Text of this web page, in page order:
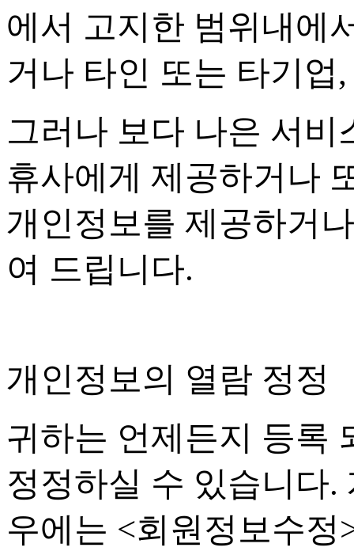
에서 고지한 범위내에
거나 타인 또는 타기업
그러나 보다 나은 서
휴사에게 제공하거나
개인정보를 제공하거
여 드립니다.
개인정보의 열람 정정
귀하는 언제든지 등록
정정하실 수 있습니다.
우에는 <회원정보수정